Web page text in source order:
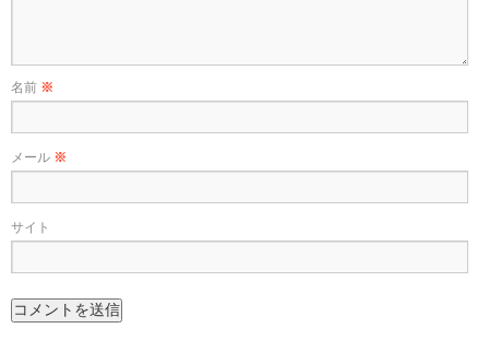
名前 ※
メール ※
サイト